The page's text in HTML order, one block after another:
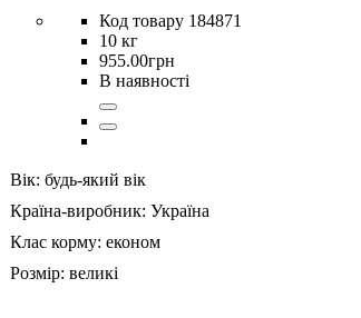
184871
10 кг
955.00грн
В наявності
Вік: будь-який вік
Країна-виробник: Україна
Клас корму: економ
Розмір: великі